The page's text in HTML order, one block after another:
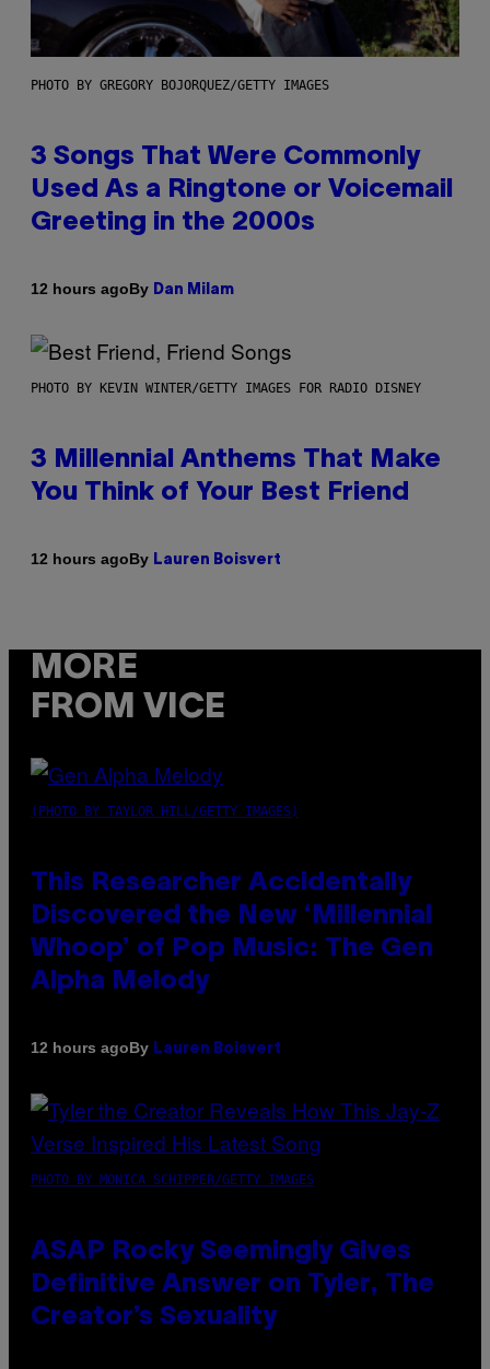
PHOTO BY GREGORY BOJORQUEZ/GETTY IMAGES
3 Songs That Were Commonly
Used As a Ringtone or Voicemail
Greeting in the 2000s
12 hours agoBy Dan Milam
PHOTO BY KEVIN WINTER/GETTY IMAGES FOR RADIO DISNEY
3 Millennial Anthems That Make
You Think of Your Best Friend
12 hours agoBy Lauren Boisvert
MORE
FROM VICE
(PHOTO BY TAYLOR HILL/GETTY IMAGES)
This Researcher Accidentally
Discovered the New ‘Millennial
Whoop’ of Pop Music: The Gen
Alpha Melody
12 hours agoBy Lauren Boisvert
PHOTO BY MONICA SCHIPPER/GETTY IMAGES
ASAP Rocky Seemingly Gives
Definitive Answer on Tyler, The
Creator’s Sexuality